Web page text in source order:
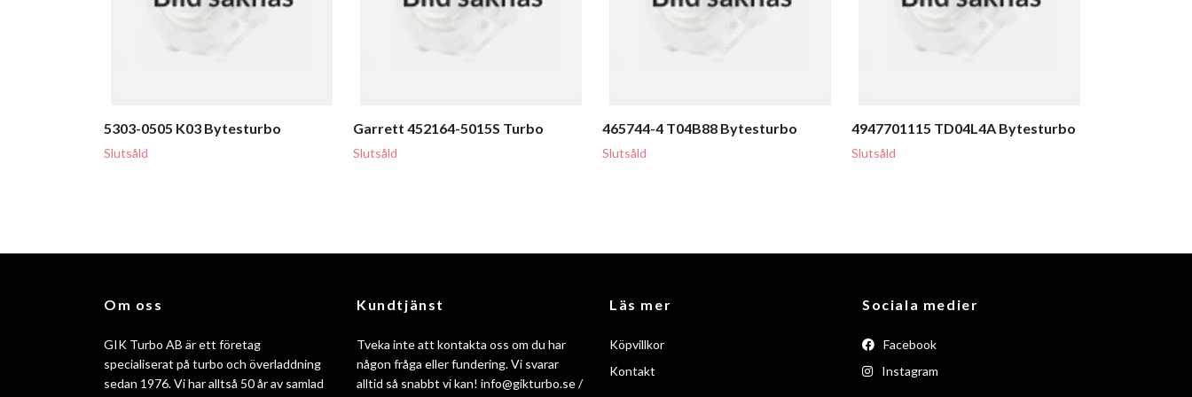
5303-0505 K03 Bytesturbo
Slutsåld
Garrett 452164-5015S Turbo
Slutsåld
465744-4 T04B88 Bytesturbo
Slutsåld
4947701115 TD04L4A Bytesturbo
Slutsåld
Om oss
GIK Turbo AB är ett företag
specialiserat på turbo och överladdning
sedan 1976. Vi har alltså 50 år av samlad
Kundtjänst
Tveka inte att kontakta oss om du har
någon fråga eller fundering. Vi svarar
alltid så snabbt vi kan! info@gikturbo.se/
Läs mer
Köpvillkor
Kontakt
Sociala medier
Facebook
Instagram